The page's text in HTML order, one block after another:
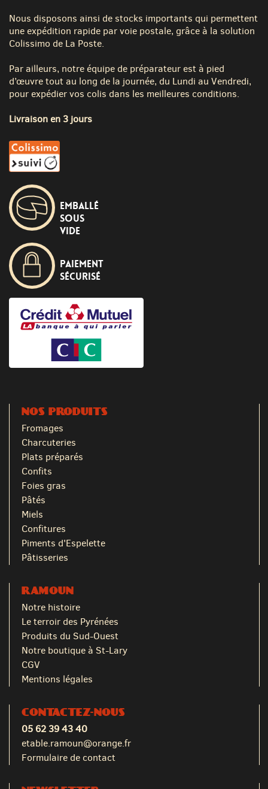
Nous disposons ainsi de stocks importants qui permettent
une expédition rapide par voie postale, grâce à la solution
Colissimo de La Poste.
Par ailleurs, notre équipe de préparateur est à pied
d’œuvre tout au long de la journée, du Lundi au Vendredi,
pour expédier vos colis dans les meilleures conditions.
Livraison en 3 jours
Emballé
sous
vide
Paiement
sécurisé
NOS PRODUITS
Fromages
Charcuteries
Plats préparés
Confits
Foies gras
Pâtés
Miels
Confitures
Piments d'Espelette
Pâtisseries
RAMOUN
Notre histoire
Le terroir des Pyrénées
Produits du Sud-Ouest
Notre boutique à St-Lary
CGV
Mentions légales
CONTACTEZ-NOUS
05 62 39 43 40
etable.ramoun@orange.fr
Formulaire de contact